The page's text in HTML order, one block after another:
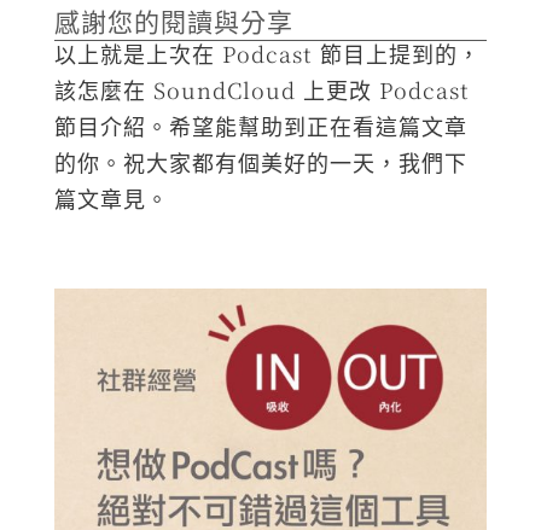
感謝您的閱讀與分享
以上就是上次在 Podcast 節目上提到的，
該怎麼在 SoundCloud 上更改 Podcast
節目介紹。希望能幫助到正在看這篇文章
的你。祝大家都有個美好的一天，我們下
篇文章見。